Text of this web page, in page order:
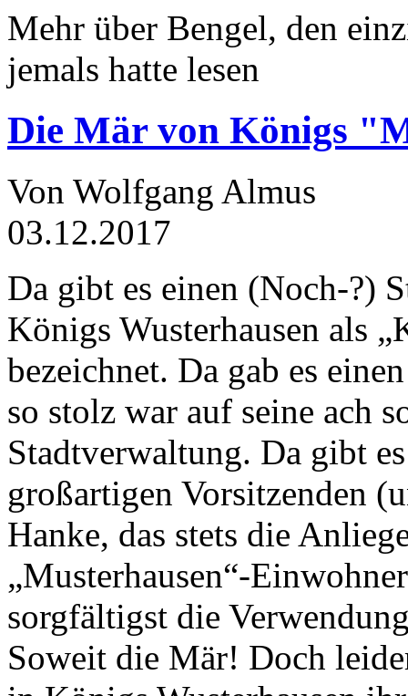
Mehr über Bengel, den
jemals hatte lesen
Die Mär von Königs
Von Wolfgang Almus
03.12.2017
Da gibt es einen (Noch-?)
Königs Wusterhausen als
bezeichnet. Da gab es
so stolz war auf seine ach
Stadtverwaltung. Da gibt
großartigen Vorsitzenden
Hanke, das stets die
„Musterhausen“-
sorgfältigst die
Soweit die Mär! Doch